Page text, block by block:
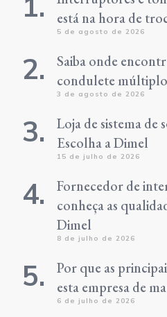
está na hora de
5 de agosto de 2026
Saiba onde
condulete múltiplo
3 de agosto de 2026
Loja de sistema de
Escolha a Dimel
15 de julho de 2026
Fornecedor de
conheça as
Dimel
8 de julho de 2026
Por que as
esta empresa de
6 de julho de 2026